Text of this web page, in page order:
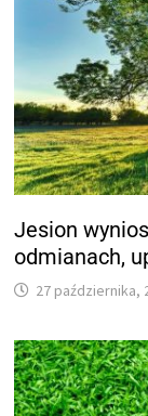
Jesion
odmianach,
27 października,